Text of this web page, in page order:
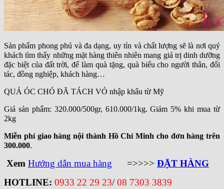
Sản phẩm phong phú và đa dạng, uy tín và chất lượng sẽ là nơi quý
khách tìm thấy những mặt hàng thiên nhiên mang giá trị dinh dưỡng
đặc biệt của đất trời, để làm quà tặng, quà biếu cho người thân, đối
tác, đồng nghiệp, khách hàng…
QUẢ ÓC CHÓ ĐÃ TÁCH VỎ nhập khẩu từ Mỹ
Giá sản phẩm: 320.000/500gr, 610.000/1kg. Giảm 5% khi mua từ
2kg
Miễn phí giao hàng nội thành Hồ Chí Minh cho đơn hàng trên
300.000.
Xem Hướng dẫn mua hàng =>>>> ĐẶT HÀNG
HOTLINE: 0933 22 29 23/08 7303 3839